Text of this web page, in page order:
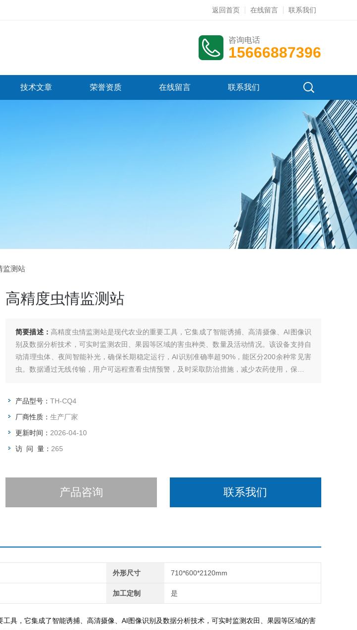
返回首页 在线留言 联系我们
咨询电话
15666887396
技术文章 荣誉资质 在线留言 联系我们
监测站
高精度虫情监测站
简要描述： 高精度虫情监测站是现代农业的重要工具，它集成了智能诱捕、高清摄像、AI图像识
别及数据分析技术，可实时监测农田、果园等区域的害虫种类、数量及活动情况。该设备支持自
动清理虫体、夜间智能补光，确保长期稳定运行，AI识别准确率超90%，能区分200余种常见害
虫。数据通过无线传输，用户可远程查看虫情预警，及时采取防治措施，减少农药使用，保障作
产品型号： TH-CQ4
厂商性质： 生产厂家
更新时间： 2026-04-10
访 问 量： 265
产品咨询 联系我们
外形尺寸 710*600*2120mm
加工定制 是
工具，它集成了智能诱捕、高清摄像、AI图像识别及数据分析技术，可实时监测农田、果园等区域的害